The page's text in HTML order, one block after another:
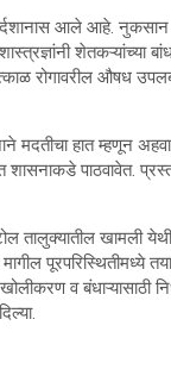
आले आहे.
शेतकऱ्यांच्या
रोगावरील औषध
मदतीचा हात म्हणून
पाठवावेत.
तालुक्यातील खामली
पूरपरिस्थितीमध्ये
व